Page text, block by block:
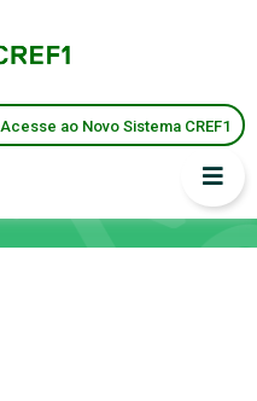
Acesse ao Novo Sistema CREF1